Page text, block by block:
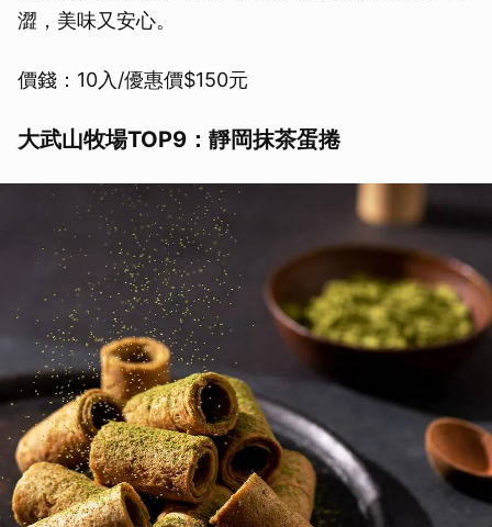
澀，美味又安心。
價錢：10入/優惠價$150元
大武山牧場TOP9：靜岡抹茶蛋捲